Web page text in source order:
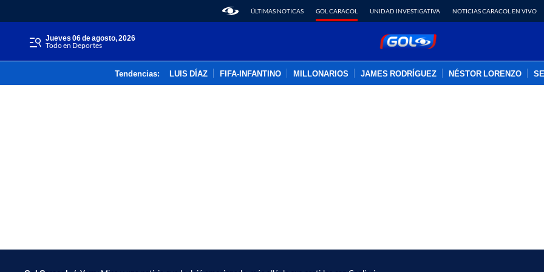
ÚLTIMAS NOTICAS GOL CARACOL UNIDAD INVESTIGATIVA NOTICIAS CARACOL EN VIVO
jueves 06 de agosto, 2026
Todo en Deportes
Tendencias: LUIS DÍAZ FIFA-INFANTINO MILLONARIOS JAMES RODRÍGUEZ NÉSTOR LORENZO